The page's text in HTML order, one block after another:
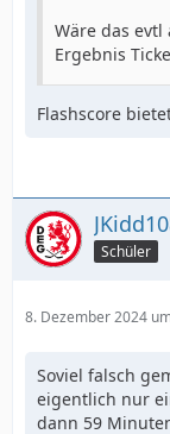
Wäre das
Ergebnis
Flashscore
Schüler
8. Dezember 2024
Soviel falsch
eigentlich nur
dann 59